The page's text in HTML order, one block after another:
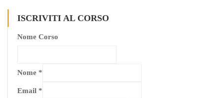
ISCRIVITI AL CORSO
Nome Corso
Nome *
Email *